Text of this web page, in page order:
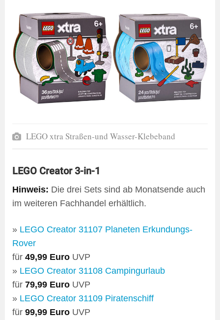
LEGO xtra Straßen-und Wasser-Klebeband
LEGO Creator 3-in-1
Hinweis: Die drei Sets sind ab Monatsende auch
im weiteren Fachhandel erhältlich.
» LEGO Creator 31107 Planeten Erkundungs-
Rover
für 49,99 Euro UVP
» LEGO Creator 31108 Campingurlaub
für 79,99 Euro UVP
» LEGO Creator 31109 Piratenschiff
für 99,99 Euro UVP